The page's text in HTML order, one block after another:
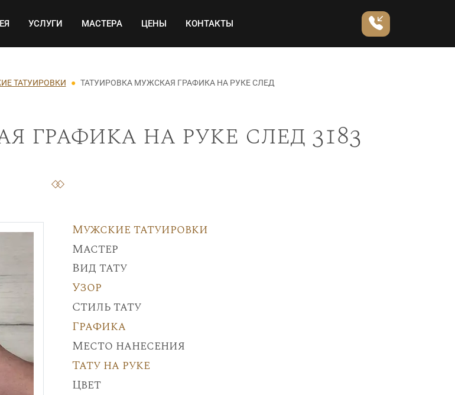
навигация
УСЛУГИ МАСТЕРА ЦЕНЫ КОНТАКТЫ
ТАТУИРОВКИ ТАТУИРОВКА МУЖСКАЯ ГРАФИКА НА РУКЕ СЛЕД
графика на руке след 3183
Мужские татуировки
Мастер
Вид тату
Узор
Стиль тату
Графика
Место нанесения
Тату на руке
Цвет